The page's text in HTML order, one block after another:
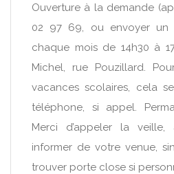
Ouverture à la demande
02 97 69, ou envoyer un
chaque mois de 14h30 à
Michel, rue Pouzillard.
vacances scolaires, cela
téléphone, si appel.
Merci d’appeler la
informer de votre venue,
trouver porte close si